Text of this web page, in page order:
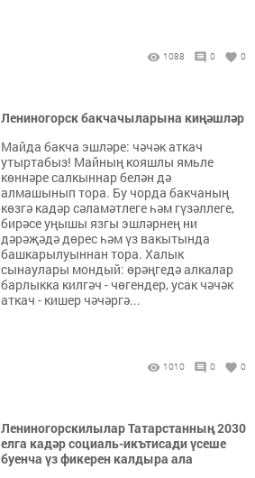
1088 0 0
Лениногорск бакчачыларына киңәшләр
Майда бакча эшләре: чәчәк аткач
утыртабыз! Майның кояшлы ямьле
көннәре салкыннар белән дә
алмашынып тора. Бу чорда бакчаның
көзгә кадәр сәламәтлеге һәм гүзәллеге,
бирәсе уңышы язгы эшләрнең ни
дәрәҗәдә дөрес һәм үз вакытында
башкарылуыннан тора. Халык
сынаулары мондый: өрәңгедә алкалар
барлыкка килгәч - чөгендер, усак чәчәк
аткач - кишер чәчәргә...
1010 0 0
Лениногорскилылар Татарстанның 2030
елга кадәр социаль-икътисади үсеше
буенча үз фикерен калдыра ала